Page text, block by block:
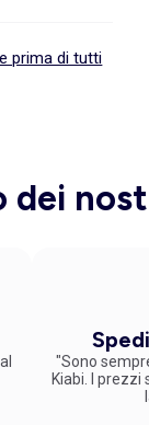
prima di tutti
dei
"Sono
Kiabi. I prezzi